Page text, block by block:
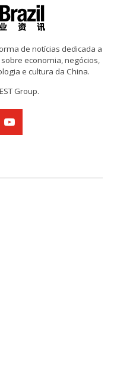
de notícias dedicada a
economia, negócios,
e cultura da China.
Group.